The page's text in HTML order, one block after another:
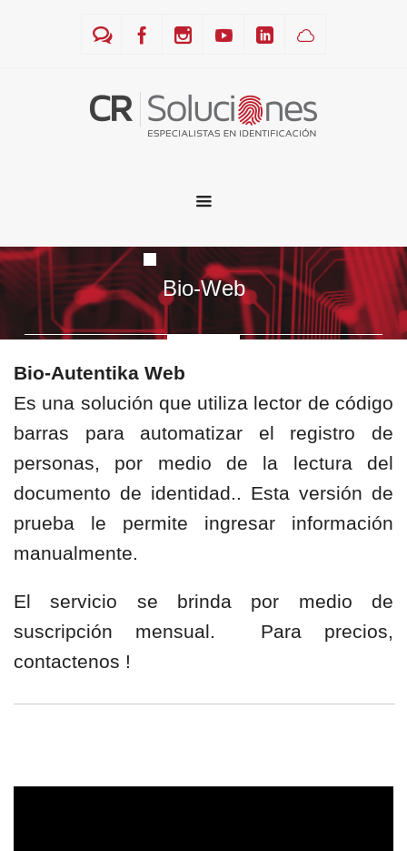
Bio-Web
Bio-Autentika Web
Es una solución que utiliza lector de código
barras para automatizar el registro de
personas, por medio de la lectura del
documento de identidad.. Esta versión de
prueba le permite ingresar información
manualmente.
El servicio se brinda por medio de
suscripción mensual. Para precios,
contactenos !